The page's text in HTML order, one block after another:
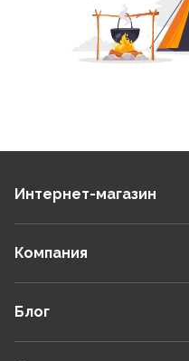
Интернет-магазин
Компания
Блог